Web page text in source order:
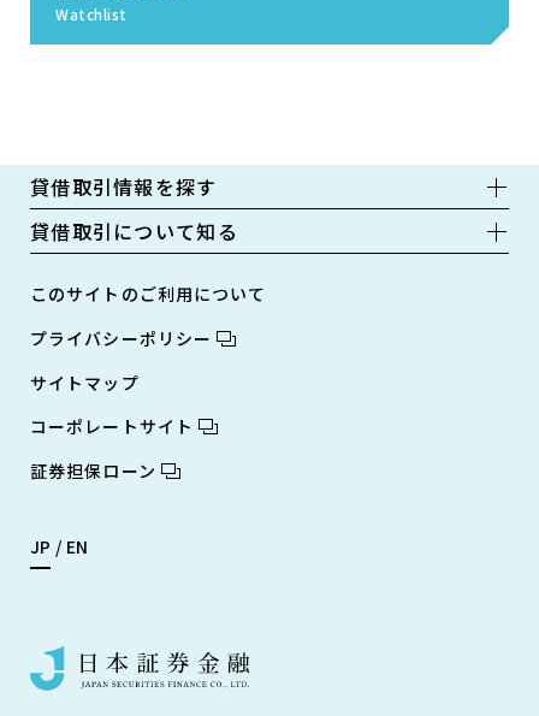
Watchlist
貸借取引情報を探す
貸借取引について知る
このサイトのご利用について
プライバシーポリシー
サイトマップ
コーポレートサイト
証券担保ローン
JP EN